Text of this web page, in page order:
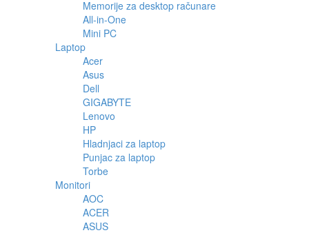
Memorije za desktop računare
All-in-One
Mini PC
Laptop
Acer
Asus
Dell
GIGABYTE
Lenovo
HP
Hladnjaci za laptop
Punjac za laptop
Torbe
Monitori
AOC
ACER
ASUS